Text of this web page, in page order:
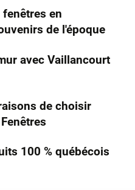
en
de l'époque
avec Vaillancourt
de choisir
100 % québécois